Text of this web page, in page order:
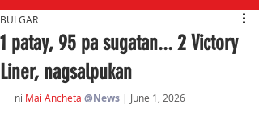
1 patay, 95 pa sugatan... 2 Victory
Liner, nagsalpukan
BULGAR
ni Mai Ancheta @News | June 1, 2026